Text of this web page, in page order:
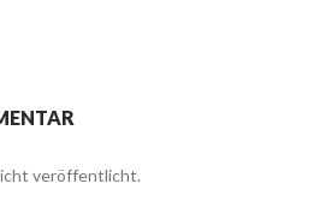
veröffentlicht.